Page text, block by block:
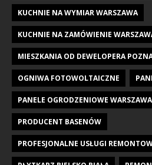
KUCHNIE NA WYMIAR WARSZAWA
KUCHNIE NA ZAMÓWIENIE
MIESZKANIA OD DEWELOPERA
OGNIWA FOTOWOLTAICZNE
PANELE OGRODZENIOWE WARSZAWA
PRODUCENT BASENÓW
PROFESJONALNE USŁUGI